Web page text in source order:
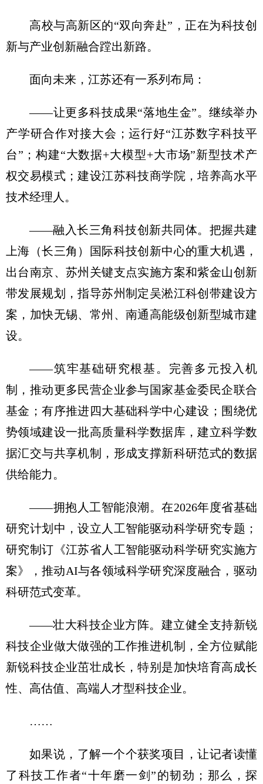
高校与高新区的“双向奔赴”，正在为科技创
新与产业创新融合蹚出新路。
面向未来，江苏还有一系列布局：
——让更多科技成果“落地生金”。继续举办
产学研合作对接大会；运行好“江苏数字科技平
台”；构建“大数据+大模型+大市场”新型技术产
权交易模式；建设江苏科技商学院，培养高水平
技术经理人。
——融入长三角科技创新共同体。把握共建
上海（长三角）国际科技创新中心的重大机遇，
出台南京、苏州关键支点实施方案和紫金山创新
带发展规划，指导苏州制定吴淞江科创带建设方
案，加快无锡、常州、南通高能级创新型城市建
设。
——筑牢基础研究根基。完善多元投入机
制，推动更多民营企业参与国家基金委民企联合
基金；有序推进四大基础科学中心建设；围绕优
势领域建设一批高质量科学数据库，建立科学数
据汇交与共享机制，形成支撑新科研范式的数据
供给能力。
——拥抱人工智能浪潮。在2026年度省基础
研究计划中，设立人工智能驱动科学研究专题；
研究制订《江苏省人工智能驱动科学研究实施方
案》，推动AI与各领域科学研究深度融合，驱动
科研范式变革。
——壮大科技企业方阵。建立健全支持新锐
科技企业做大做强的工作推进机制，全方位赋能
新锐科技企业茁壮成长，特别是加快培育高成长
性、高估值、高端人才型科技企业。
……
如果说，了解一个个获奖项目，让记者读懂
了科技工作者“十年磨一剑”的韧劲；那么，探